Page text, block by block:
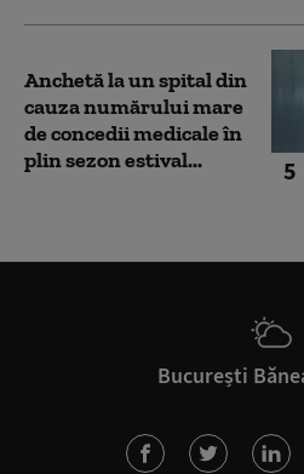
5
Anchetă la un spital din
cauza numărului mare
de concedii medicale în
plin sezon estival...
București